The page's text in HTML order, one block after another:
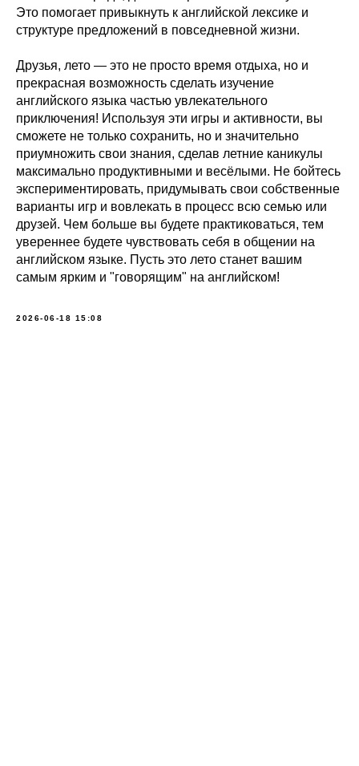
Это помогает привыкнуть к английской лексике и
структуре предложений в повседневной жизни.
Друзья, лето — это не просто время отдыха, но и
прекрасная возможность сделать изучение
английского языка частью увлекательного
приключения! Используя эти игры и активности, вы
сможете не только сохранить, но и значительно
приумножить свои знания, сделав летние каникулы
максимально продуктивными и весёлыми. Не бойтесь
экспериментировать, придумывать свои собственные
варианты игр и вовлекать в процесс всю семью или
друзей. Чем больше вы будете практиковаться, тем
увереннее будете чувствовать себя в общении на
английском языке. Пусть это лето станет вашим
самым ярким и "говорящим" на английском!
2026-06-18 15:08
О школе
Отзывы
Цены
Правила оказания услуг
Согласие на обработку персональных
данных
Публичная оферта
Политика конфиденциальности
+7 912 924 46 42
ИП Шаповалова
Политика использования cookies- файлов